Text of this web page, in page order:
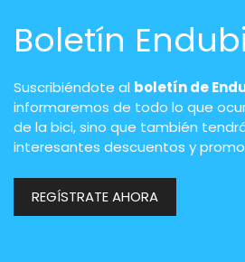
Boletín
Suscribiéndote al boletín de
informaremos de todo lo que
de la bici, sino que también
interesantes descuentos y
REGÍSTRATE AHORA